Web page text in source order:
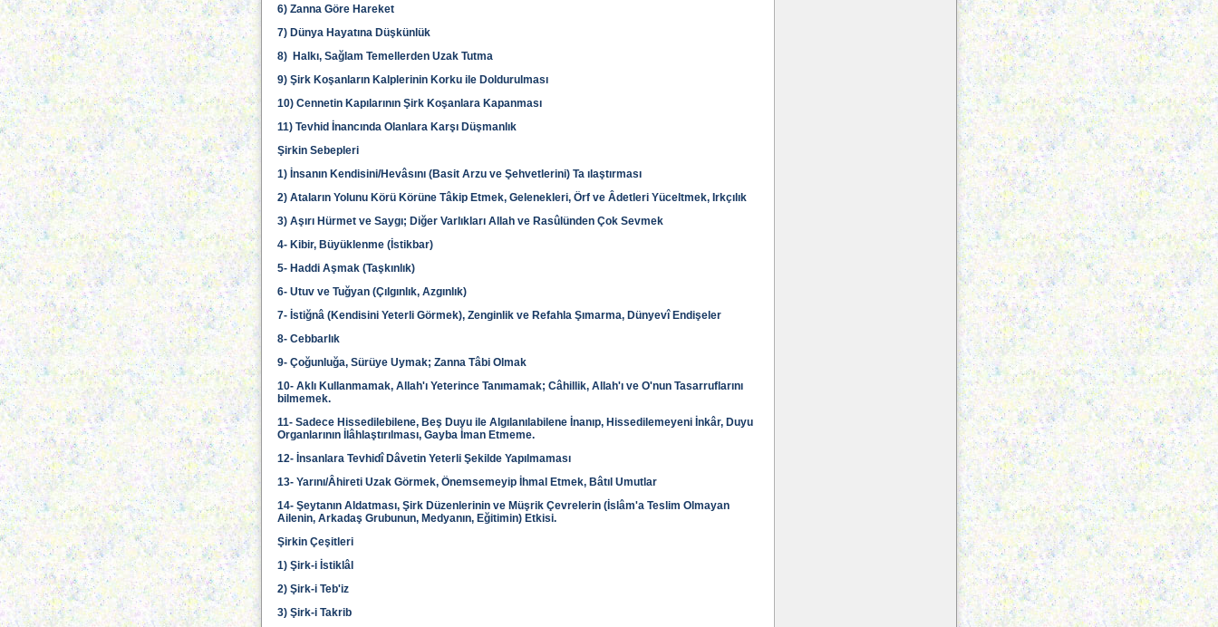
6) Zanna Göre Hareket
7) Dünya Hayatına Düşkünlük
8) Halkı, Sağlam Temellerden Uzak Tutma
9) Şirk Koşanların Kalplerinin Korku ile Doldurulması
10) Cennetin Kapılarının Şirk Koşanlara Kapanması
11) Tevhid İnancında Olanlara Karşı Düşmanlık
Şirkin Sebepleri
1) İnsanın Kendisini/Hevâsını (Basit Arzu ve Şehvetlerini) Ta ılaştırması
2) Ataların Yolunu Körü Körüne Tâkip Etmek, Gelenekleri, Örf ve Âdetleri Yüceltmek, Irkçılık
3) Aşırı Hürmet ve Saygı; Diğer Varlıkları Allah ve Rasûlünden Çok Sevmek
4- Kibir, Büyüklenme (İstikbar)
5- Haddi Aşmak (Taşkınlık)
6- Utuv ve Tuğyan (Çılgınlık, Azgınlık)
7- İstiğnâ (Kendisini Yeterli Görmek), Zenginlik ve Refahla Şımarma, Dünyevî Endişeler
8- Cebbarlık
9- Çoğunluğa, Sürüye Uymak; Zanna Tâbi Olmak
10- Aklı Kullanmamak, Allah'ı Yeterince Tanımamak; Câhillik, Allah'ı ve O'nun Tasarruflarını
bilmemek.
11- Sadece Hissedilebilene, Beş Duyu ile Algılanılabilene İnanıp, Hissedilemeyeni İnkâr, Duyu
Organlarının İlâhlaştırılması, Gayba İman Etmeme.
12- İnsanlara Tevhidî Dâvetin Yeterli Şekilde Yapılmaması
13- Yarını/Âhireti Uzak Görmek, Önemsemeyip İhmal Etmek, Bâtıl Umutlar
14- Şeytanın Aldatması, Şirk Düzenlerinin ve Müşrik Çevrelerin (İslâm'a Teslim Olmayan
Ailenin, Arkadaş Grubunun, Medyanın, Eğitimin) Etkisi.
Şirkin Çeşitleri
1) Şirk-i İstiklâl
2) Şirk-i Teb'iz
3) Şirk-i Takrib